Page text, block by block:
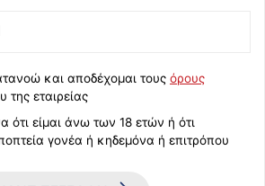
και αποδέχομαι τους όρους
της εταιρείας
είμαι άνω των 18 ετών ή ότι
γονέα ή κηδεμόνα ή επιτρόπου